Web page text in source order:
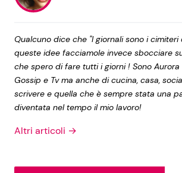
Qualcuno dice che "I giornali sono i cimiteri
queste idee facciamole invece sbocciare
che spero di fare tutti i giorni ! Sono
Gossip e Tv ma anche di cucina, casa,
scrivere e quella che è sempre stata una
diventata nel tempo il mio lavoro!
Altri articoli →